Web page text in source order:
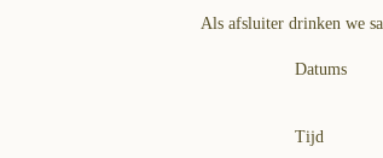
Als afsluiter drinken we
Datums
Tijd